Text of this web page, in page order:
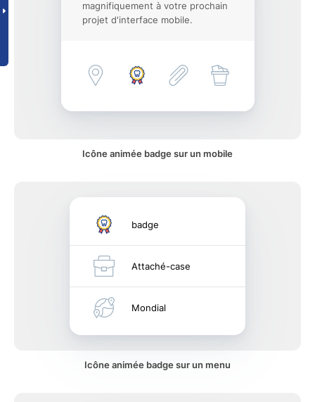
magnifiquement à votre prochain
projet d'interface mobile.
Icône animée badge sur un mobile
badge
Attaché-case
Mondial
Icône animée badge sur un menu